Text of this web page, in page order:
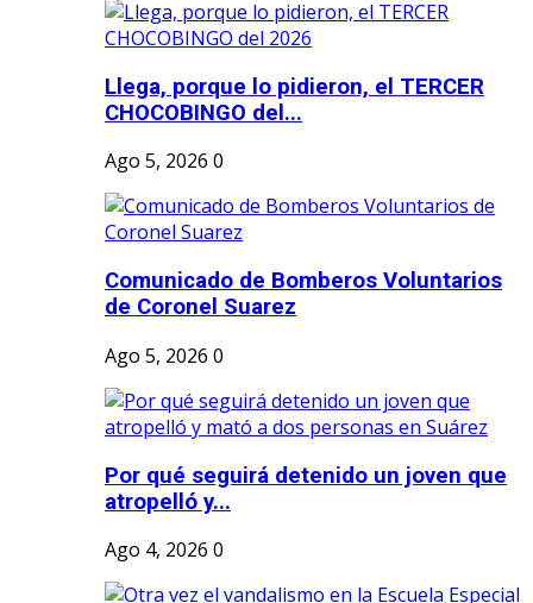
Llega, porque lo pidieron, el TERCER
CHOCOBINGO del...
Ago 5, 2026 0
Comunicado de Bomberos Voluntarios
de Coronel Suarez
Ago 5, 2026 0
Por qué seguirá detenido un joven que
atropelló y...
Ago 4, 2026 0